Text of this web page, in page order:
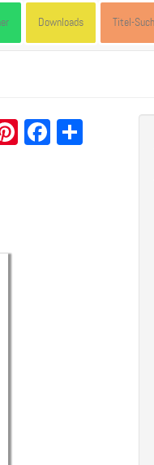
Downloads Titel-
PinterestShare